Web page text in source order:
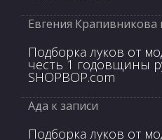
Евгения Крапивникова
Подборка луков от
честь 1 годовщины
SHOPBOP.com
Ада к записи
Подборка луков от